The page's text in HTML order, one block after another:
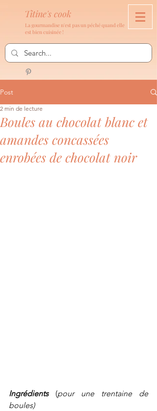
Titine's cook
La gourmandise n'est pas un péché quand elle
est bien cuisinée !
Post
Boules au chocolat blanc et
amandes concassées
enrobées de chocolat noir
2 min de lecture
Ingrédients (pour une trentaine de
boules)